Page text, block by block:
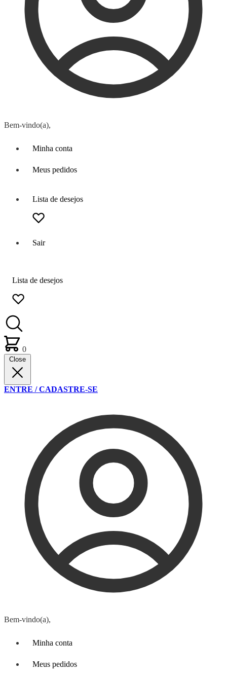
Bem-vindo(a),
Minha conta
Meus pedidos
Lista de desejos
Sair
Lista de desejos
0
Close
ENTRE / CADASTRE-SE
Bem-vindo(a),
Minha conta
Meus pedidos